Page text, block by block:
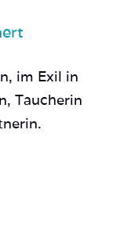
im Exil in
Taucherin